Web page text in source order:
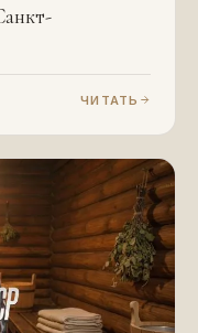
ЧИТАТЬ